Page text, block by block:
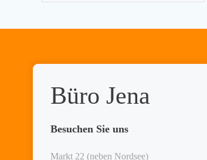
Büro Jena
Besuchen Sie uns
Markt 22 (neben Nordsee)